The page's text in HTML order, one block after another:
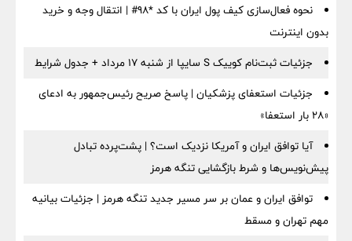
نحوه فعال‌سازی کیف پول ایران با کد *98# | انتقال وجه و خرید
بدون اینترنت
جزئیات ثبت‌نام کوییک S سایپا از شنبه ۱۷ مرداد + جدول شرایط
جزئیات استعفای پزشکیان | پاسخ صریح رئیس‌جمهور به ادعای
«۲۸ بار استعفا»
آیا توافق ایران و آمریکا نزدیک است؟ | پشت‌پرده تبادل
پیش‌نویس‌ها و شرط بازگشایی تنگه هرمز
توافق ایران و عمان بر سر مسیر جدید تنگه هرمز | جزئیات بیانیه
مهم تهران و مسقط